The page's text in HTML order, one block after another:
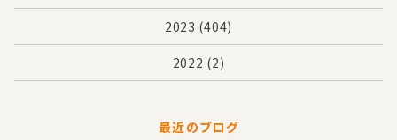
2023 (404)
2022 (2)
最近のブログ